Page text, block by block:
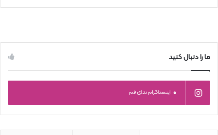
ما را دنبال کنید
0 اینستاگرام ندای قم